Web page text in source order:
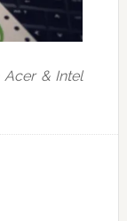
Acer & Intel